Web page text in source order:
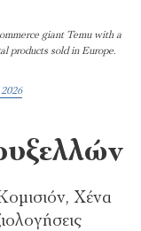
giant Temu with a
products sold in Europe.
Χένα